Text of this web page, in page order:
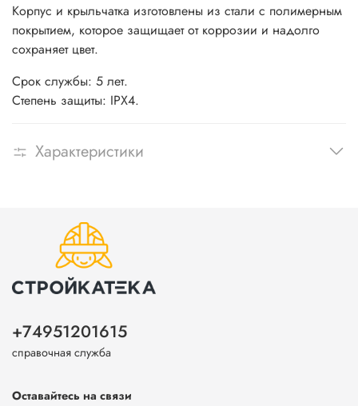
Корпус и крыльчатка изготовлены из стали с полимерным
покрытием, которое защищает от коррозии и надолго
сохраняет цвет.
Срок службы: 5 лет.
Степень защиты: IPX4.
Характеристики
+74951201615
справочная служба
Оставайтесь на связи